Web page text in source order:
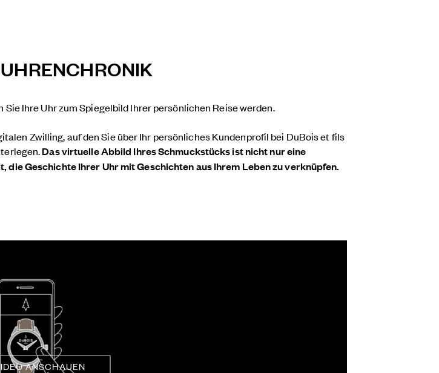
Ihre Uhr zum Spiegelbild Ihrer persönlichen Reise werden.
Zwilling, auf den Sie über Ihr persönliches Kundenprofil bei DuBois et fils
Das virtuelle Abbild Ihres Schmuckstücks ist nicht nur eine
Geschichte Ihrer Uhr mit Geschichten aus Ihrem Leben zu verknüpfen.
ANSCHAUEN